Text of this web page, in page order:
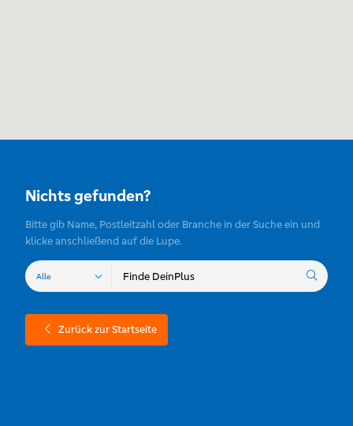
Nichts gefunden?
Bitte gib Name, Postleitzahl oder Branche in der Suche ein und
klicke anschließend auf die Lupe.
Zurück zur Startseite